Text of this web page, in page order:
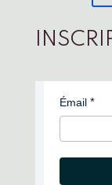
Émail